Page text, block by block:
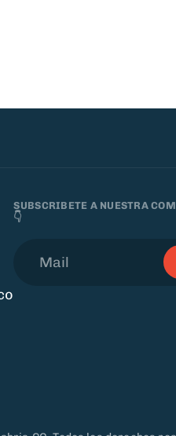
SUBSCRIBETE A NUESTRA
👇